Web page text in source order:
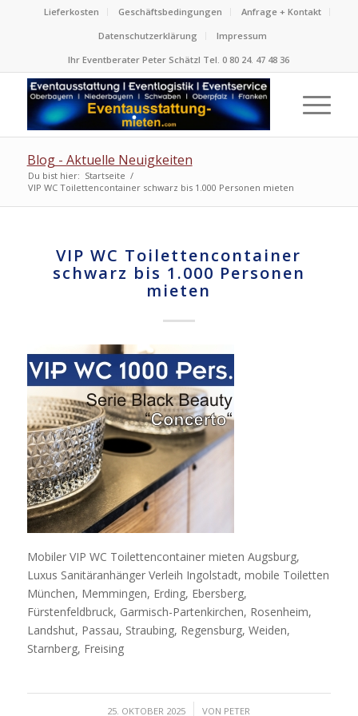
Lieferkosten Geschäftsbedingungen
Anfrage + Kontakt
Datenschutzerklärung
Impressum
Ihr Eventberater Peter Schätzl Tel. 0 80 24. 47 48 36
Blog - Aktuelle Neuigkeiten
Du bist hier: Startseite /
VIP WC Toilettencontainer schwarz bis 1.000 Personen mieten
VIP WC Toilettencontainer
schwarz bis 1.000 Personen
mieten
Mobiler VIP WC Toilettencontainer mieten Augsburg,
Luxus Sanitäranhänger Verleih Ingolstadt, mobile Toiletten
München, Memmingen, Erding, Ebersberg,
Fürstenfeldbruck, Garmisch-Partenkirchen, Rosenheim,
Landshut, Passau, Straubing, Regensburg, Weiden,
Starnberg, Freising
25. OKTOBER 2025
/ VON PETER